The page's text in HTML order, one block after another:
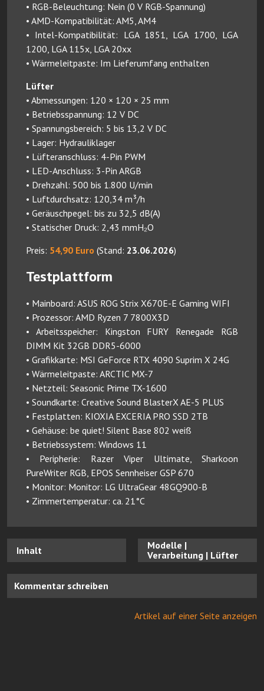
• RGB-Beleuchtung: Nein (0 V RGB-Spannung)
• AMD-Kompatibilität: AM5, AM4
• Intel-Kompatibilität: LGA 1851, LGA 1700, LGA
1200, LGA 115x, LGA 20xx
• Wärmeleitpaste: Im Lieferumfang enthalten
Lüfter
• Abmessungen: 120 × 120 × 25 mm
• Betriebsspannung: 12 V DC
• Spannungsbereich: 5 bis 13,2 V DC
• Lager: Hydrauliklager
• Lüfteranschluss: 4-Pin PWM
• LED-Anschluss: 3-Pin ARGB
• Drehzahl: 500 bis 1.800 U/min
• Luftdurchsatz: 120,34 m³/h
• Geräuschpegel: bis zu 32,5 dB(A)
• Statischer Druck: 2,43 mmH₂O
Preis: 54,90 Euro (Stand: 23.06.2026)
Testplattform
• Mainboard: ASUS ROG Strix X670E-E Gaming WIFI
• Prozessor: AMD Ryzen 7 7800X3D
• Arbeitsspeicher: Kingston FURY Renegade RGB
DIMM Kit 32GB DDR5-6000
• Grafikkarte: MSI GeForce RTX 4090 Suprim X 24G
• Wärmeleitpaste: ARCTIC MX-7
• Netzteil: Seasonic Prime TX-1600
• Soundkarte: Creative Sound BlasterX AE-5 PLUS
• Festplatten: KIOXIA EXCERIA PRO SSD 2TB
• Gehäuse: be quiet! Silent Base 802 weiß
• Betriebssystem: Windows 11
• Peripherie: Razer Viper Ultimate, Sharkoon
PureWriter RGB, EPOS Sennheiser GSP 670
• Monitor: Monitor: LG UltraGear 48GQ900-B
• Zimmertemperatur: ca. 21°C
Inhalt
Modelle |
Verarbeitung | Lüfter
Kommentar schreiben
Artikel auf einer Seite anzeigen